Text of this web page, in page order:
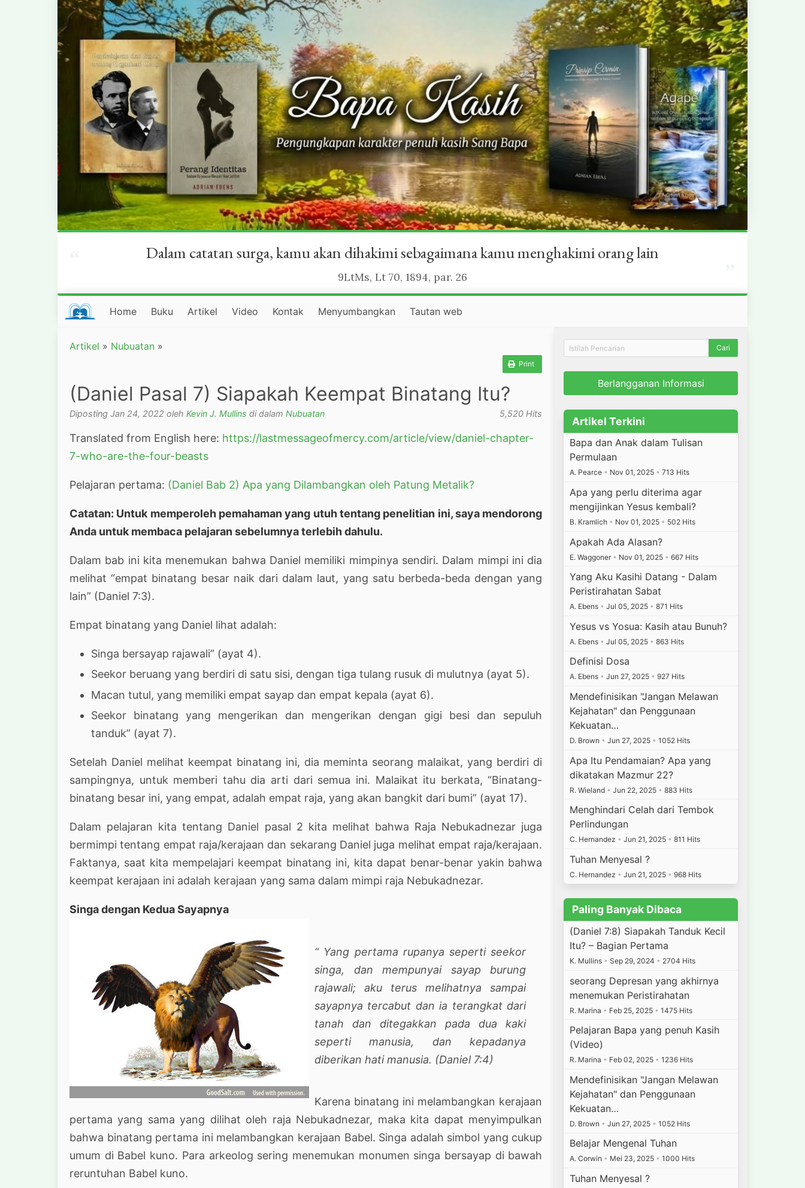
Dalam catatan surga, kamu akan dihakimi sebagaimana kamu menghakimi orang lain
9LtMs, Lt 70, 1894, par. 26
Home Buku Artikel Video Kontak Menyumbangkan Tautan web
Artikel » Nubuatan »
Print
(Daniel Pasal 7) Siapakah Keempat Binatang Itu?
Diposting Jan 24, 2022 oleh Kevin J. Mullins di dalam Nubuatan 5,520 Hits
Translated from English here: https://lastmessageofmercy.com/article/view/daniel-chapter-
7-who-are-the-four-beasts
Pelajaran pertama: (Daniel Bab 2) Apa yang Dilambangkan oleh Patung Metalik?
Catatan: Untuk memperoleh pemahaman yang utuh tentang penelitian ini, saya mendorong
Anda untuk membaca pelajaran sebelumnya terlebih dahulu.
Dalam bab ini kita menemukan bahwa Daniel memiliki mimpinya sendiri. Dalam mimpi ini dia
melihat “empat binatang besar naik dari dalam laut, yang satu berbeda-beda dengan yang
lain” (Daniel 7:3).
Empat binatang yang Daniel lihat adalah:
Singa bersayap rajawali” (ayat 4).
Seekor beruang yang berdiri di satu sisi, dengan tiga tulang rusuk di mulutnya (ayat 5).
Macan tutul, yang memiliki empat sayap dan empat kepala (ayat 6).
Seekor binatang yang mengerikan dan mengerikan dengan gigi besi dan sepuluh
tanduk” (ayat 7).
Setelah Daniel melihat keempat binatang ini, dia meminta seorang malaikat, yang berdiri di
sampingnya, untuk memberi tahu dia arti dari semua ini. Malaikat itu berkata, “Binatang-
binatang besar ini, yang empat, adalah empat raja, yang akan bangkit dari bumi” (ayat 17).
Dalam pelajaran kita tentang Daniel pasal 2 kita melihat bahwa Raja Nebukadnezar juga
bermimpi tentang empat raja/kerajaan dan sekarang Daniel juga melihat empat raja/kerajaan.
Faktanya, saat kita mempelajari keempat binatang ini, kita dapat benar-benar yakin bahwa
keempat kerajaan ini adalah kerajaan yang sama dalam mimpi raja Nebukadnezar.
Singa dengan Kedua Sayapnya
“ Yang pertama rupanya seperti seekor
singa, dan mempunyai sayap burung
rajawali; aku terus melihatnya sampai
sayapnya tercabut dan ia terangkat dari
tanah dan ditegakkan pada dua kaki
seperti manusia, dan kepadanya
diberikan hati manusia. (Daniel 7:4)
Karena binatang ini melambangkan kerajaan
pertama yang sama yang dilihat oleh raja Nebukadnezar, maka kita dapat menyimpulkan
bahwa binatang pertama ini melambangkan kerajaan Babel. Singa adalah simbol yang cukup
umum di Babel kuno. Para arkeolog sering menemukan monumen singa bersayap di bawah
reruntuhan Babel kuno.
Berlangganan Informasi
Artikel Terkini
Bapa dan Anak dalam Tulisan
Permulaan
A. Pearce • Nov 01, 2025 • 713 Hits
Apa yang perlu diterima agar
mengijinkan Yesus kembali?
B. Kramlich • Nov 01, 2025 • 502 Hits
Apakah Ada Alasan?
E. Waggoner • Nov 01, 2025 • 667 Hits
Yang Aku Kasihi Datang - Dalam
Peristirahatan Sabat
A. Ebens • Jul 05, 2025 • 871 Hits
Yesus vs Yosua: Kasih atau Bunuh?
A. Ebens • Jul 05, 2025 • 863 Hits
Definisi Dosa
A. Ebens • Jun 27, 2025 • 927 Hits
Mendefinisikan "Jangan Melawan
Kejahatan" dan Penggunaan
Kekuatan…
D. Brown • Jun 27, 2025 • 1052 Hits
Apa Itu Pendamaian? Apa yang
dikatakan Mazmur 22?
R. Wieland • Jun 22, 2025 • 883 Hits
Menghindari Celah dari Tembok
Perlindungan
C. Hernandez • Jun 21, 2025 • 811 Hits
Tuhan Menyesal ?
C. Hernandez • Jun 21, 2025 • 968 Hits
Paling Banyak Dibaca
(Daniel 7:8) Siapakah Tanduk Kecil
Itu? – Bagian Pertama
K. Mullins • Sep 29, 2024 • 2704 Hits
seorang Depresan yang akhirnya
menemukan Peristirahatan
R. Marina • Feb 25, 2025 • 1475 Hits
Pelajaran Bapa yang penuh Kasih
(Video)
R. Marina • Feb 02, 2025 • 1236 Hits
Mendefinisikan "Jangan Melawan
Kejahatan" dan Penggunaan
Kekuatan…
D. Brown • Jun 27, 2025 • 1052 Hits
Belajar Mengenal Tuhan
A. Corwin • Mei 23, 2025 • 1000 Hits
Tuhan Menyesal ?